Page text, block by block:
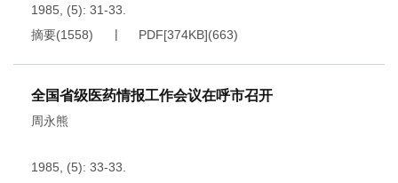
1985, (5): 31-33.
摘要(1558) PDF[374KB](663)
全国省级医药情报工作会议在呼市召开
周永熊
1985, (5): 33-33.